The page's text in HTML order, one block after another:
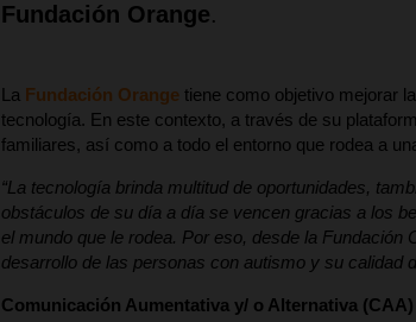
Fundación Orange.
La Fundación Orange tiene como objetivo mejorar
tecnología. En este contexto, a través de su
familiares, así como a todo el entorno que rodea a
“La tecnología brinda multitud de oportunidades,
obstáculos de su día a día se vencen gracias a los
el mundo que le rodea. Por eso, desde la
desarrollo de las personas con autismo y su calidad
Comunicación Aumentativa y/ o Alternativa (CAA)